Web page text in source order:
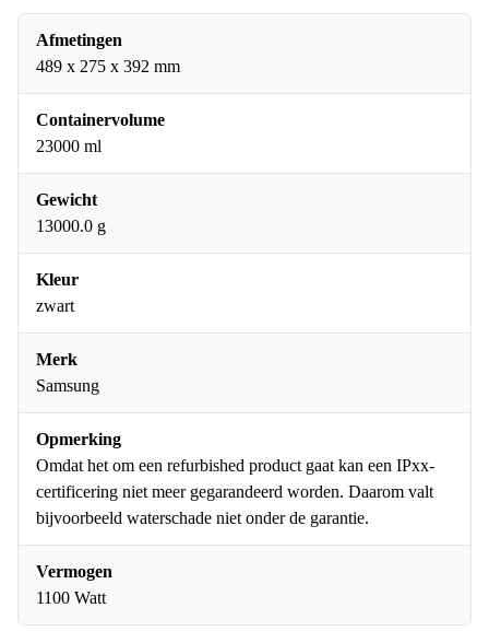
Afmetingen
489 x 275 x 392 mm
Containervolume
23000 ml
Gewicht
13000.0 g
Kleur
zwart
Merk
Samsung
Opmerking
Omdat het om een refurbished product gaat kan een IPxx-
certificering niet meer gegarandeerd worden. Daarom valt
bijvoorbeeld waterschade niet onder de garantie.
Vermogen
1100 Watt